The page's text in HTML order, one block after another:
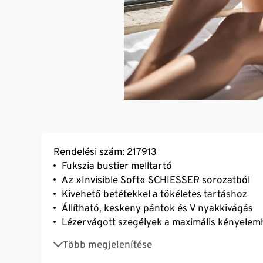
Rendelési szám: 217913
Fukszia bustier melltartó
Az »Invisible Soft« SCHIESSER sorozatból
Kivehető betétekkel a tökéletes tartáshoz
Állítható, keskeny pántok és V nyakkivágás
Lézervágott szegélyek a maximális
Több megjelenítése
Puha, rugalmas mikroszálas anyag
Modelljeink M/38-as méretet viselnek